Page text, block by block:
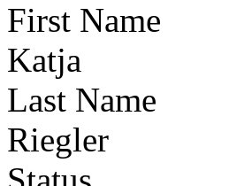
First Name
Katja
Last Name
Riegler